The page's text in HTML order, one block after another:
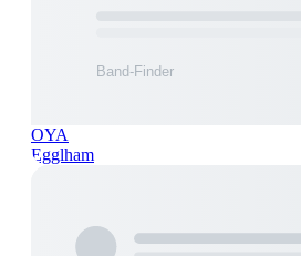
OYA
Egglham